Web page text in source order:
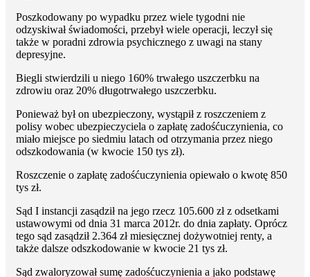
Poszkodowany po wypadku przez wiele tygodni nie
odzyskiwał świadomości, przebył wiele operacji, leczył się
także w poradni zdrowia psychicznego z uwagi na stany
depresyjne.
Biegli stwierdzili u niego 160% trwałego uszczerbku na
zdrowiu oraz 20% długotrwałego uszczerbku.
Ponieważ był on ubezpieczony, wystąpił z roszczeniem z
polisy wobec ubezpieczyciela o zapłatę zadośćuczynienia, co
miało miejsce po siedmiu latach od otrzymania przez niego
odszkodowania (w kwocie 150 tys zł).
Roszczenie o zapłatę zadośćuczynienia opiewało o kwotę 850
tys zł.
Sąd I instancji zasądził na jego rzecz 105.600 zł z odsetkami
ustawowymi od dnia 31 marca 2012r. do dnia zapłaty. Oprócz
tego sąd zasądził 2.364 zł miesięcznej dożywotniej renty, a
także dalsze odszkodowanie w kwocie 21 tys zł.
Sąd zwaloryzował sumę zadośćuczynienia a jako podstawę